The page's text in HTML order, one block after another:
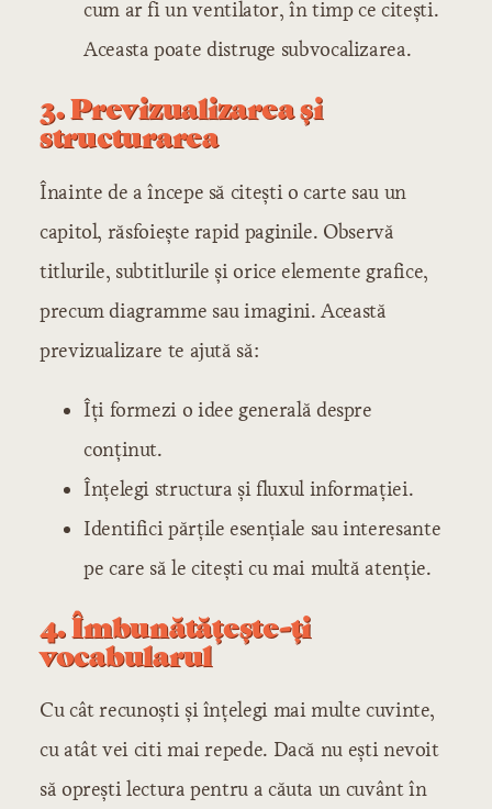
cum ar fi un ventilator, în timp ce citești.
Aceasta poate distruge subvocalizarea.
3. Previzualizarea și
structurarea
Înainte de a începe să citești o carte sau un
capitol, răsfoiește rapid paginile. Observă
titlurile, subtitlurile și orice elemente grafice,
precum diagramme sau imagini. Această
previzualizare te ajută să:
Îți formezi o idee generală despre
conținut.
Înțelegi structura și fluxul informației.
Identifici părțile esențiale sau interesante
pe care să le citești cu mai multă atenție.
4. Îmbunătățește-ți
vocabularul
Cu cât recunoști și înțelegi mai multe cuvinte,
cu atât vei citi mai repede. Dacă nu ești nevoit
să oprești lectura pentru a căuta un cuvânt în